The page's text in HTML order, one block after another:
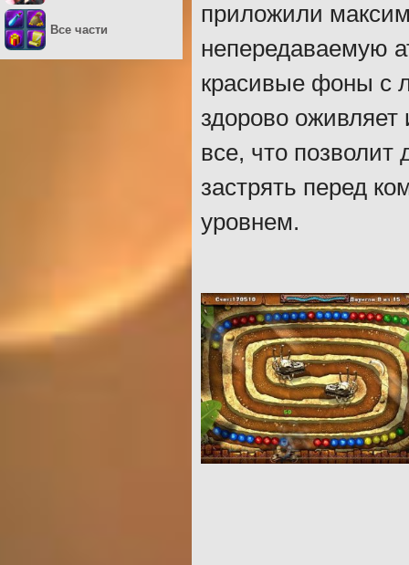
приложили
непередаваемую
красивые фоны с
здорово
все, что позволит
застрять перед
уровнем.
Все части